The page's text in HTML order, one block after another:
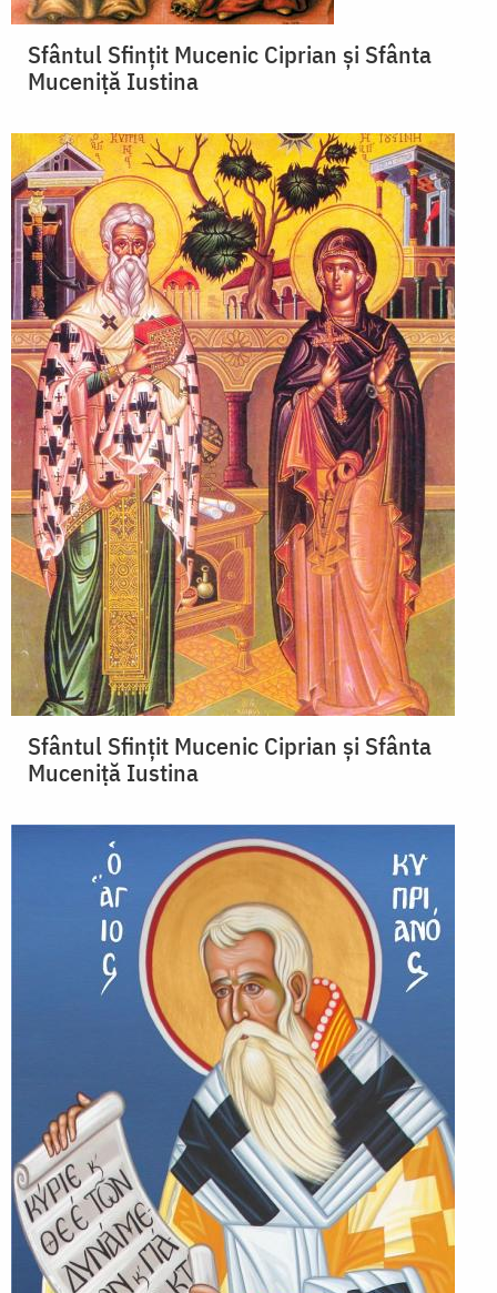
Sfântul Sfinţit Mucenic Ciprian și Sfânta
Muceniță Iustina
Sfântul Sfinţit Mucenic Ciprian și Sfânta
Muceniță Iustina